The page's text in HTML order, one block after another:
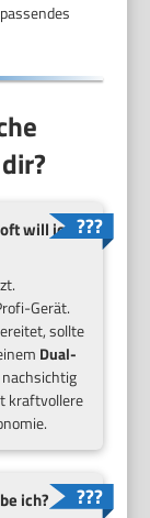
will ich
Gerät.
sollte
Dual-
kraftvollere
ich?